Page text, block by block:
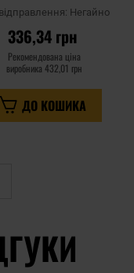
Негайно
336,34 грн
Рекомендована ціна
виробника 432,01 грн
ДО КОШИКА